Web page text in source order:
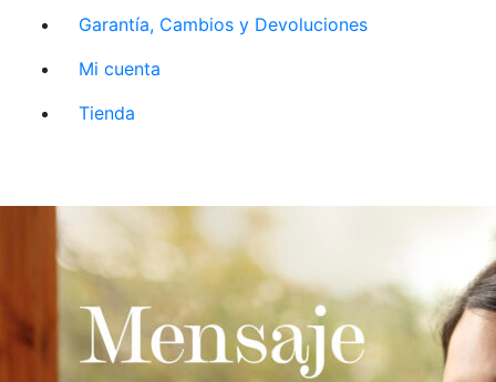
Garantía, Cambios y Devoluciones
Mi cuenta
Tienda